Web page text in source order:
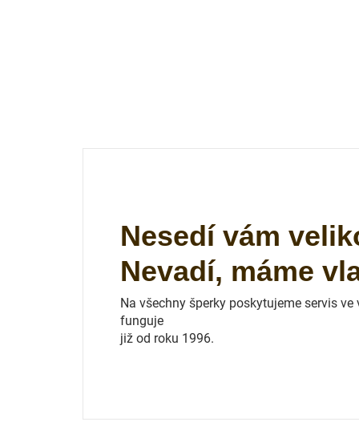
Nesedí vám
Nevadí, máme
Na všechny šperky poskytujeme servis
funguje
již od roku 1996.